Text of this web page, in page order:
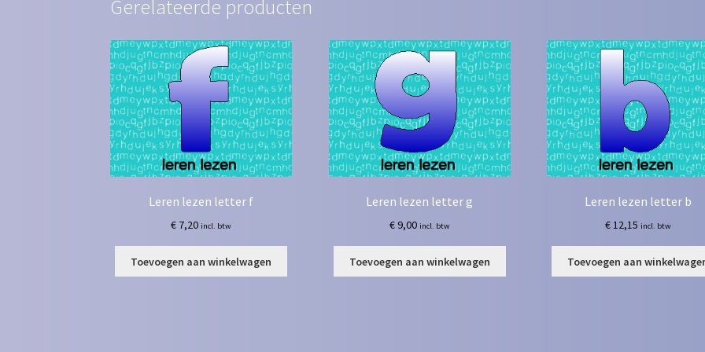
Gerelateerde producten
Leren lezen letter f
€ 7,20 incl. btw
Toevoegen aan winkelwagen
Leren lezen letter g
€9,00 incl. btw
Toevoegen aan winkelwagen
Leren lezen letter b
€12,15 incl. btw
Toevoegen aan